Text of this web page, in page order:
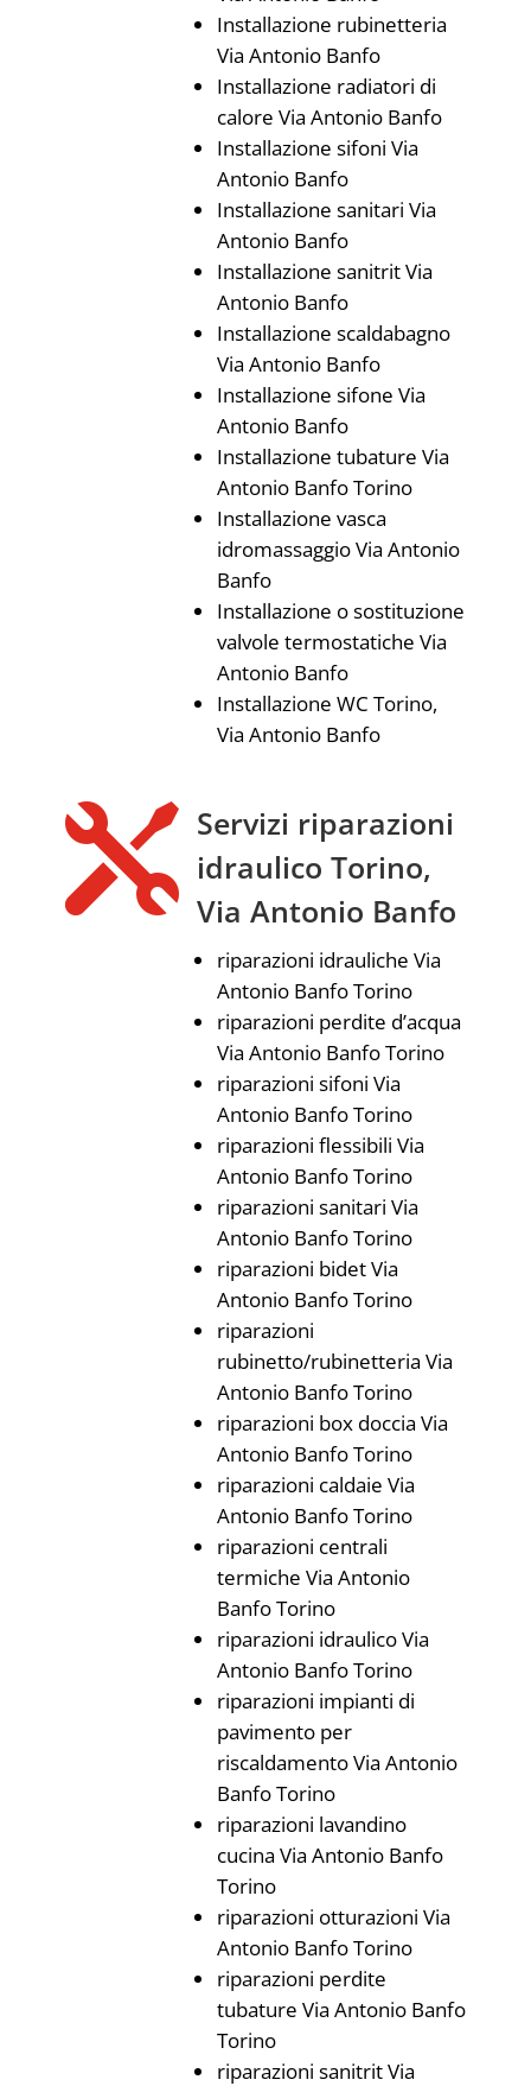
Installazione rubinetteria
Via Antonio Banfo
Installazione radiatori di
calore Via Antonio Banfo
Installazione sifoni Via
Antonio Banfo
Installazione sanitari Via
Antonio Banfo
Installazione sanitrit Via
Antonio Banfo
Installazione scaldabagno
Via Antonio Banfo
Installazione sifone Via
Antonio Banfo
Installazione tubature Via
Antonio Banfo Torino
Installazione vasca
idromassaggio Via Antonio
Banfo
Installazione o sostituzione
valvole termostatiche Via
Antonio Banfo
Installazione WC Torino,
Via Antonio Banfo
 Servizi riparazioni
idraulico Torino,
Via Antonio Banfo
riparazioni idrauliche Via
Antonio Banfo Torino
riparazioni perdite d’acqua
Via Antonio Banfo Torino
riparazioni sifoni Via
Antonio Banfo Torino
riparazioni flessibili Via
Antonio Banfo Torino
riparazioni sanitari Via
Antonio Banfo Torino
riparazioni bidet Via
Antonio Banfo Torino
riparazioni
rubinetto/rubinetteria Via
Antonio Banfo Torino
riparazioni box doccia Via
Antonio Banfo Torino
riparazioni caldaie Via
Antonio Banfo Torino
riparazioni centrali
termiche Via Antonio
Banfo Torino
riparazioni idraulico Via
Antonio Banfo Torino
riparazioni impianti di
pavimento per
riscaldamento Via Antonio
Banfo Torino
riparazioni lavandino
cucina Via Antonio Banfo
Torino
riparazioni otturazioni Via
Antonio Banfo Torino
riparazioni perdite
tubature Via Antonio Banfo
Torino
riparazioni sanitrit Via